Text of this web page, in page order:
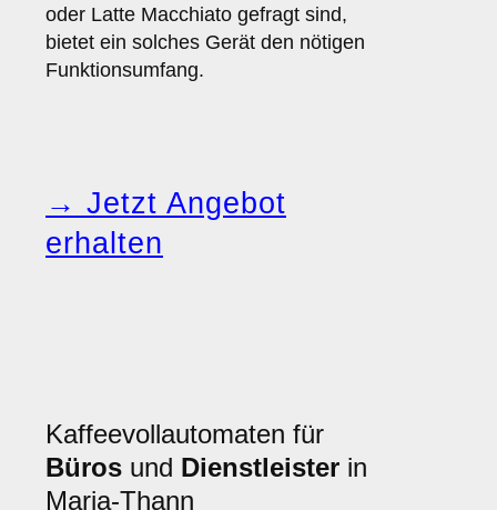
oder Latte Macchiato gefragt sind,
bietet ein solches Gerät den nötigen
Funktionsumfang.
→ Jetzt Angebot
erhalten
Kaffeevollautomaten für
Büros und Dienstleister in
Maria-Thann